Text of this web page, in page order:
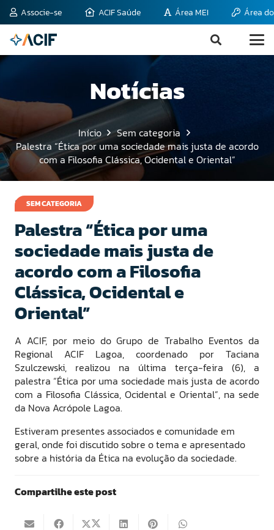
Associe-se ACIF Saúde Área MEI Área
Notícias
Início
Sem categoria
Palestra “Ética por uma sociedade mais justa de acordo
com a Filosofia Clássica, Ocidental e Oriental”
SEM CATEGORIA
8 de outubro de 2015
Palestra “Ética por uma
sociedade mais justa de
acordo com a Filosofia
Clássica, Ocidental e
Oriental”
A ACIF, por meio do Grupo de Trabalho Eventos da
Regional ACIF Lagoa, coordenado por Taciana
Szulczewski, realizou na última terça-feira (6), a
palestra “Ética por uma sociedade mais justa de acordo
com a Filosofia Clássica, Ocidental e Oriental”, na sede
da Nova Acrópole Lagoa.
Estiveram presentes associados e comunidade em
geral, onde foi discutido sobre o tema e apresentado
sobre a história da Ética na evolução da sociedade.
Compartilhe este post